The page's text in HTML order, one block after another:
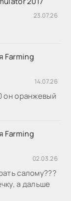
23.07.26
Farming
14.07.26
он оранжевый
Farming
02.03.26
салому???
а дальше